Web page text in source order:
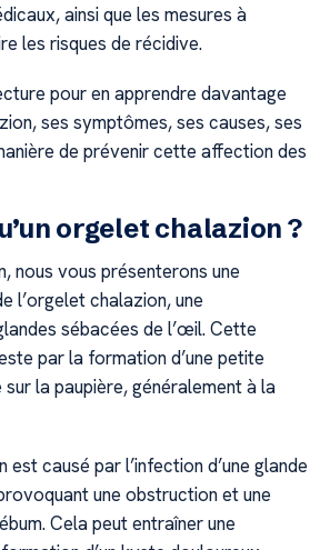
ainsi que les mesures à
les risques de récidive.
pour en apprendre davantage
ses symptômes, ses causes, ses
de prévenir cette affection des
orgelet chalazion ?
nous vous présenterons une
l’orgelet chalazion, une
sébacées de l’œil. Cette
par la formation d’une petite
la paupière, généralement à la
est causé par l’infection d’une glande
une obstruction et une
Cela peut entraîner une